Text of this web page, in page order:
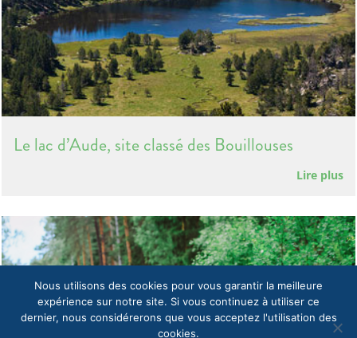
Le lac d’Aude, site classé des Bouillouses
Lire plus
Nous utilisons des cookies pour vous garantir la meilleure
expérience sur notre site. Si vous continuez à utiliser ce
dernier, nous considérerons que vous acceptez l'utilisation des
cookies.